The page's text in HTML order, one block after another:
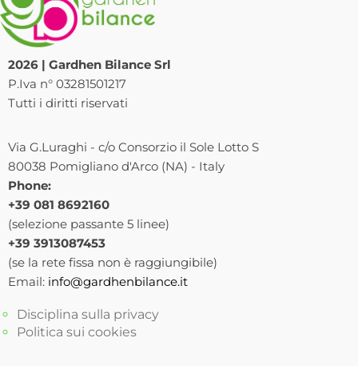
2026 | Gardhen Bilance Srl
P.Iva n° 03281501217
Tutti i diritti riservati
Via G.Luraghi - c/o Consorzio il Sole Lotto S
80038 Pomigliano d'Arco (NA) - Italy
Phone:
+39 081 8692160
(selezione passante 5 linee)
+39 3913087453
(se la rete fissa non è raggiungibile)
Email: info@gardhenbilance.it
Disciplina sulla privacy
Politica sui cookies